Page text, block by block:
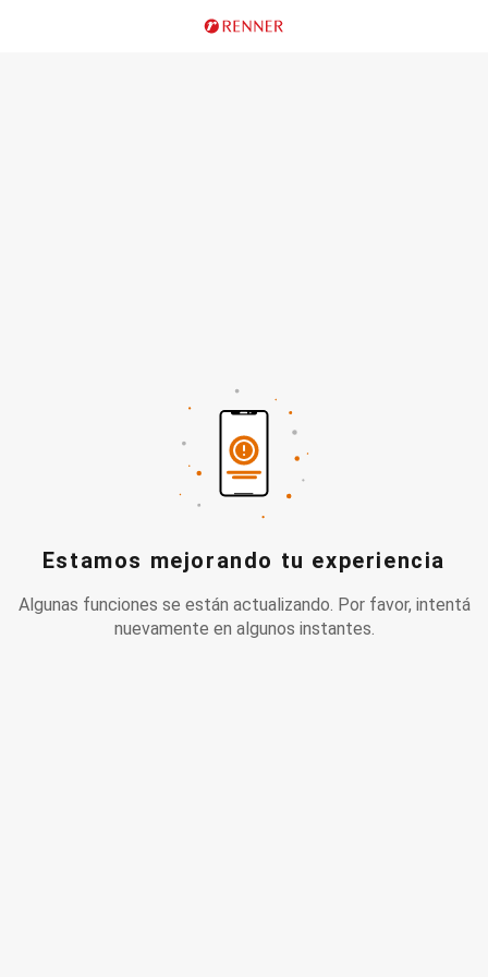
Estamos mejorando tu experiencia
Algunas funciones se están actualizando. Por favor, intentá
nuevamente en algunos instantes.